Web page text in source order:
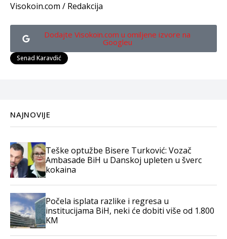
Visokoin.com / Redakcija
Dodajte Visokoin.com u omiljene izvore na
Googleu
Senad Karavdić
NAJNOVIJE
Teške optužbe Bisere Turković: Vozač
Ambasade BiH u Danskoj upleten u šverc
kokaina
Počela isplata razlike i regresa u
institucijama BiH, neki će dobiti više od 1.800
KM